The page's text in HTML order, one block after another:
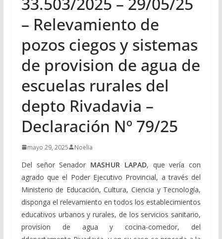
– Relevamiento de
pozos ciegos y sistemas
de provision de agua de
escuelas rurales del
depto Rivadavia –
Declaración Nº 79/25
mayo 29, 2025 Noelia
Del señor Senador MASHUR LAPAD, que vería con
agrado que el Poder Ejecutivo Provincial, a través del
Ministerio de Educación, Cultura, Ciencia y Tecnología,
disponga el relevamiento en todos los establecimientos
educativos urbanos y rurales, de los servicios sanitario,
provision de agua y cocina-comedor, del